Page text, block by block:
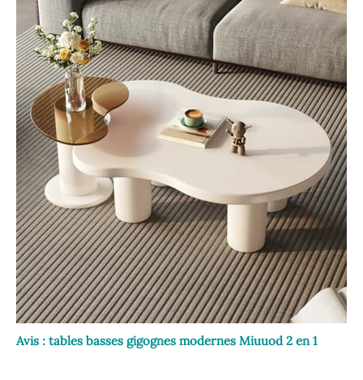
Avis : tables basses gigognes modernes Miuuod 2 en 1